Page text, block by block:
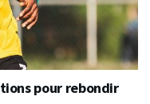
pour rebondir